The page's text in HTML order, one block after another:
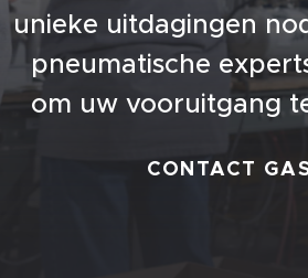
unieke uitdagingen
pneumatische
om uw vooruitgang
CONTACT